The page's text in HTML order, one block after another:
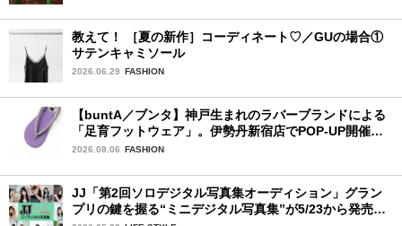
教えて！ ［夏の新作］コーディネート♡／GUの場合①
サテンキャミソール
2026.06.29 FASHION
【buntA／ブンタ】神戸生まれのラバーブランドによる
「足育フットウェア」。伊勢丹新宿店でPOP-UP開催
中！
2026.08.06 FASHION
JJ「第2回ソロデジタル写真集オーディション」グラン
プリの鍵を握る“ミニデジタル写真集”が5/23から発売！